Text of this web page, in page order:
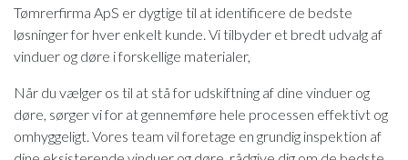
Tømrerfirma ApS er dygtige til at identificere de bedste
løsninger for hver enkelt kunde. Vi tilbyder et bredt udvalg af
vinduer og døre i forskellige materialer,
Når du vælger os til at stå for udskiftning af dine vinduer og
døre, sørger vi for at gennemføre hele processen effektivt og
omhyggeligt. Vores team vil foretage en grundig inspektion af